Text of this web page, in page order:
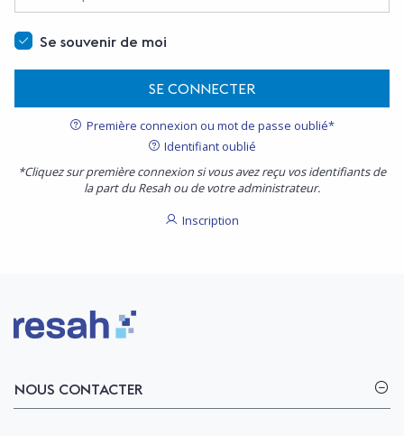
Se souvenir de moi
SE CONNECTER
Première connexion ou mot de passe oublié*
Identifiant oublié
*Cliquez sur première connexion si vous avez reçu vos identifiants de
la part du Resah ou de votre administrateur.
Inscription
Logo Resah
NOUS CONTACTER